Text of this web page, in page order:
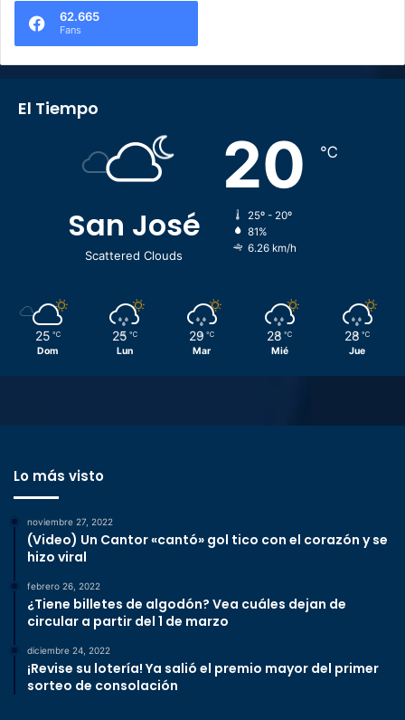
62.665
Fans
El Tiempo
San José
Scattered Clouds
20 ℃
25º - 20º
81%
6.26 km/h
25 ℃
Dom
25 ℃
Lun
29 ℃
Mar
28 ℃
Mié
28 ℃
Jue
Lo más visto
noviembre 27, 2022
(Video) Un Cantor «cantó» gol tico con el corazón y se
hizo viral
febrero 26, 2022
¿Tiene billetes de algodón? Vea cuáles dejan de
circular a partir del 1 de marzo
diciembre 24, 2022
¡Revise su lotería! Ya salió el premio mayor del primer
sorteo de consolación